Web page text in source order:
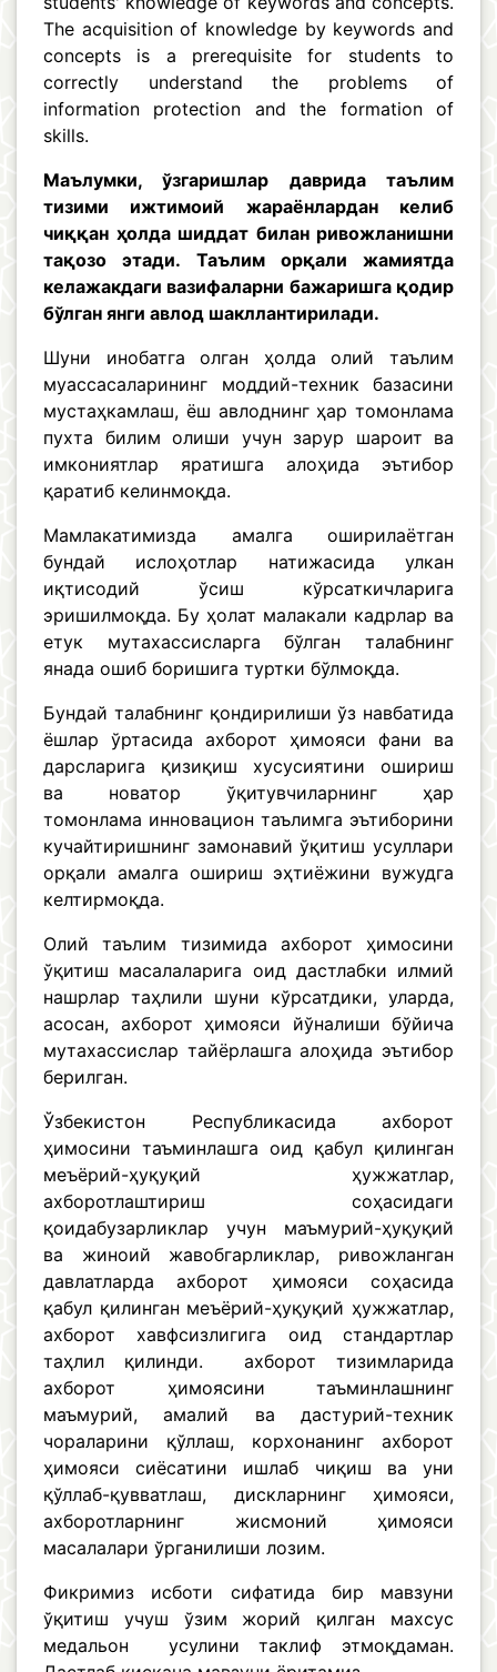
The acquisition of knowledge by keywords and
concepts is a prerequisite for students to
correctly understand the problems of
information protection and the formation of
skills.
Маълумки, ўзгаришлар даврида таълим
тизими ижтимоий жараёнлардан келиб
чиққан ҳолда шиддат билан ривожланишни
тақозо этади. Таълим орқали жамиятда
келажакдаги вазифаларни бажаришга қодир
бўлган янги авлод шакллантирилади.
Шуни инобатга олган ҳолда олий таълим
муассасаларининг моддий-техник базасини
мустаҳкамлаш, ёш авлоднинг ҳар томонлама
пухта билим олиши учун зарур шароит ва
имкониятлар яратишга алоҳида эътибор
қаратиб келинмоқда.
Мамлакатимизда амалга оширилаётган
бундай ислоҳотлар натижасида улкан
иқтисодий ўсиш кўрсаткичларига
эришилмоқда. Бу ҳолат малакали кадрлар ва
етук мутахассисларга бўлган талабнинг
янада ошиб боришига туртки бўлмоқда.
Бундай талабнинг қондирилиши ўз навбатида
ёшлар ўртасида ахборот ҳимояси фани ва
дарсларига қизиқиш хусусиятини ошириш
ва новатор ўқитувчиларнинг ҳар
томонлама инновацион таълимга эътиборини
кучайтиришнинг замонавий ўқитиш усуллари
орқали амалга ошириш эҳтиёжини вужудга
келтирмоқда.
Олий таълим тизимида ахборот ҳимосини
ўқитиш масалаларига оид дастлабки илмий
нашрлар таҳлили шуни кўрсатдики, уларда,
асосан, ахборот ҳимояси йўналиши бўйича
мутахассислар тайёрлашга алоҳида эътибор
берилган.
Ўзбекистон Республикасида ахборот
ҳимосини таъминлашга оид қабул қилинган
меъёрий-ҳуқуқий ҳужжатлар,
ахборотлаштириш соҳасидаги
қоидабузарликлар учун маъмурий-ҳуқуқий
ва жиноий жавобгарликлар, ривожланган
давлатларда ахборот ҳимояси соҳасида
қабул қилинган меъёрий-ҳуқуқий ҳужжатлар,
ахборот хавфсизлигига оид стандартлар
таҳлил қилинди. ахборот тизимларида
ахборот ҳимоясини таъминлашнинг
маъмурий, амалий ва дастурий-техник
чораларини қўллаш, корхонанинг ахборот
ҳимояси сиёсатини ишлаб чиқиш ва уни
қўллаб-қувватлаш, дискларнинг ҳимояси,
ахборотларнинг жисмоний ҳимояси
масалалари ўрганилиши лозим.
Фикримиз исботи сифатида бир мавзуни
ўқитиш учуш ўзим жорий қилган махсус
медальон усулини таклиф этмоқдаман.